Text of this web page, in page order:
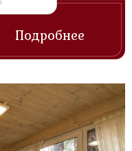
Подробнее